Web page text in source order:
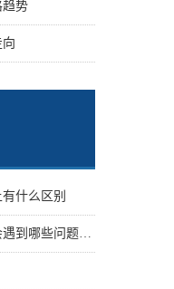
趋势
什么区别
液氮罐在运输过程中可能会遇到哪些问题？怎么解决